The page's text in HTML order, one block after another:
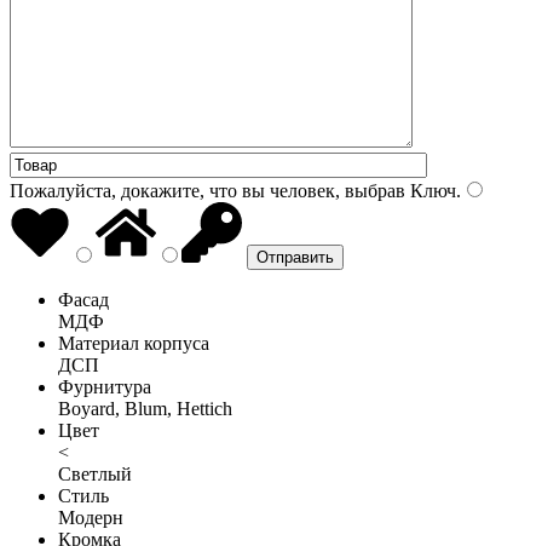
Пожалуйста, докажите, что вы человек, выбрав Ключ.
Фасад
МДФ
Материал корпуса
ДСП
Фурнитура
Boyard, Blum, Hettich
Цвет
<
Светлый
Стиль
Модерн
Кромка